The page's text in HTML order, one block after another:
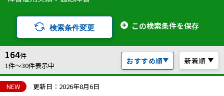
検索条件変更 この検索条件を保存
おすすめ順 新着順
164件
1件〜30件表示中
NEW 更新日：2026年8月6日
障害者アスリート専門の就転職支援サービス
ハイスキルな障害者の転職支援サービス
求人を紹介してもらう
スカウトを受ける
就労移行支援サービス